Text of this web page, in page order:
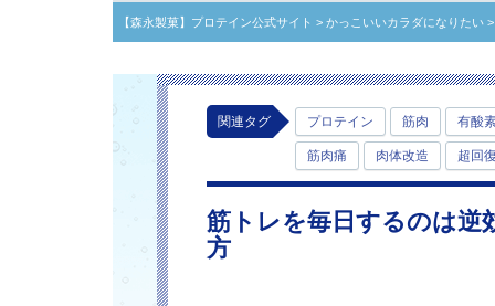
【森永製菓】プロテイン公式サイト > かっこいいカラダになりたい
関連タグ プロテイン 筋肉 有酸
筋肉痛 肉体改造 超回
筋トレを毎日するのは逆
方